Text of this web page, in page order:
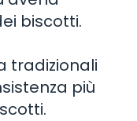
biscotti.
tradizionali
più